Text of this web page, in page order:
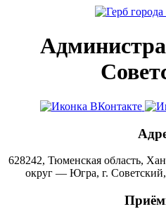
628242, Тюменская область,
округ — Югра, г.